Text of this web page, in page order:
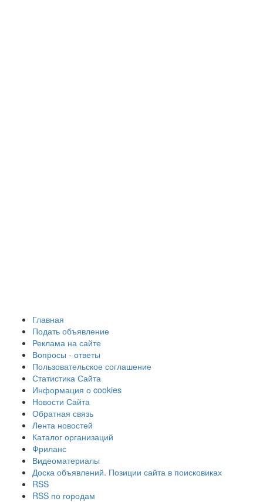
Главная
Подать объявление
Реклама на сайте
Вопросы - ответы
Пользовательское соглашение
Статистика Сайта
Информация о cookies
Новости Сайта
Обратная связь
Лента новостей
Каталог организаций
Фриланс
Видеоматериалы
Доска объявлений. Позиции сайта в поисковиках
RSS
RSS по городам